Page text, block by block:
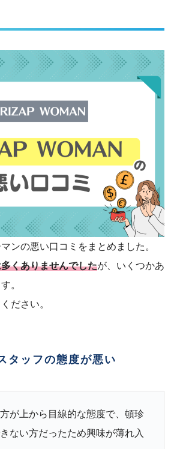
ンの悪い口コミをまとめました。
くありませんでしたが、いくつかあ
。
ださい。
タッフの態度が悪い
が上から目線的な態度で、頓珍
ない方だったため興味が薄れ入